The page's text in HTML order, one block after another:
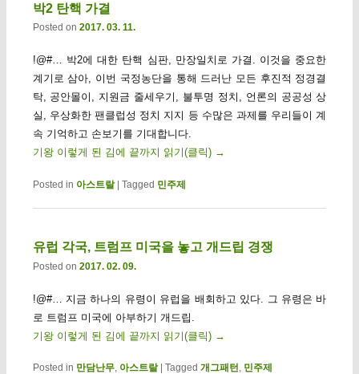
박2 탄핵 가결
Posted on 2017. 03. 11.
!@#… 박2에 대한 탄핵 심판, 만장일치로 가결. 이것을 중요한
계기로 삼아, 이번 국정농단을 통해 드러난 모든 후진적 정경결
탁, 공안몰이, 지원금 줄세우기, 불투명 정치, 언론의 공공성 상
실, 우상화한 팬클럽성 정치 지지 등 수많은 과제를 우리들이 계
속 기억하고 손보기를 기대합니다.
기왕 이렇게 된 김에 끝까지 읽기(클릭) →
Posted in 아스트랄 | Tagged 민주제
유럽 각국, 트럼프 미국을 놓고 개드립 경쟁
Posted on 2017. 02. 09.
!@#… 지금 하나의 유령이 유럽을 배회하고 있다. 그 유령은 바
로 트럼프 미국에 아부하기 개드립.
기왕 이렇게 된 김에 끝까지 읽기(클릭) →
Posted in 만담난무, 아스트랄 | Tagged 개그패턴, 민주제